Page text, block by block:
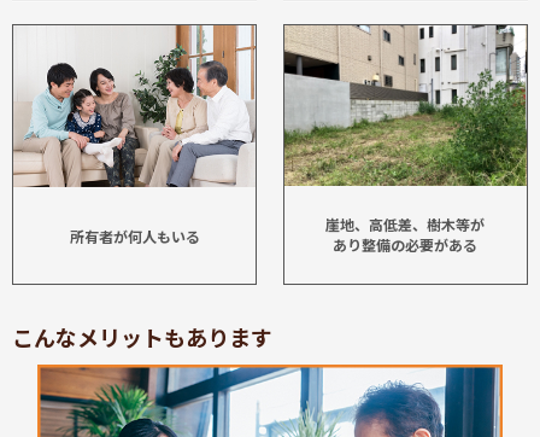
所有者が何人もいる
崖地、高低差、樹木等が
あり整備の必要がある
こんなメリットもあります